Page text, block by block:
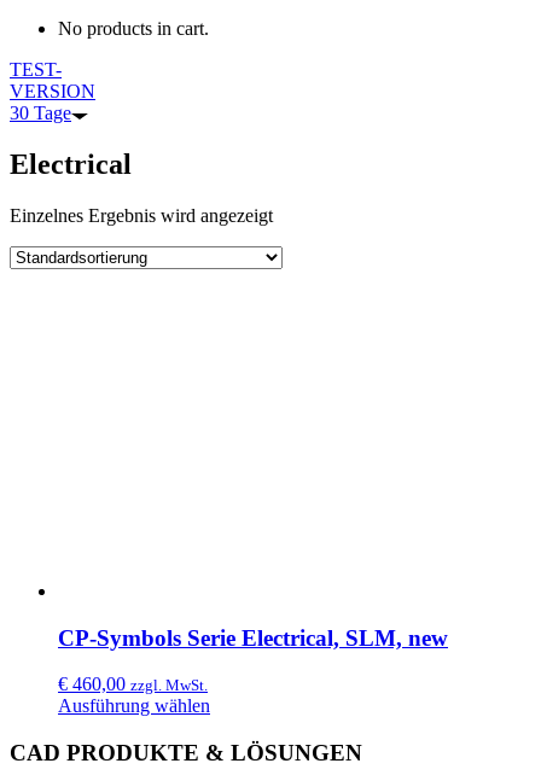
No products in cart.
TEST-
VERSION
30 Tage
Electrical
Einzelnes Ergebnis wird angezeigt
CP-Symbols Serie Electrical, SLM, new
€ 460,00 zzgl. MwSt.
Ausführung wählen
CAD PRODUKTE & LÖSUNGEN